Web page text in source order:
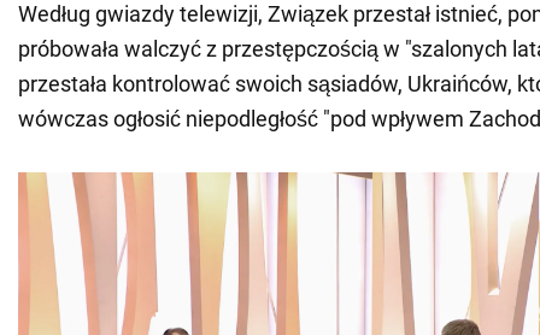
Według gwiazdy telewizji, Związek przestał istnieć,
próbowała walczyć z przestępczością w "szalonych
przestała kontrolować swoich sąsiadów, Ukraińców,
wówczas ogłosić niepodległość "pod wpływem